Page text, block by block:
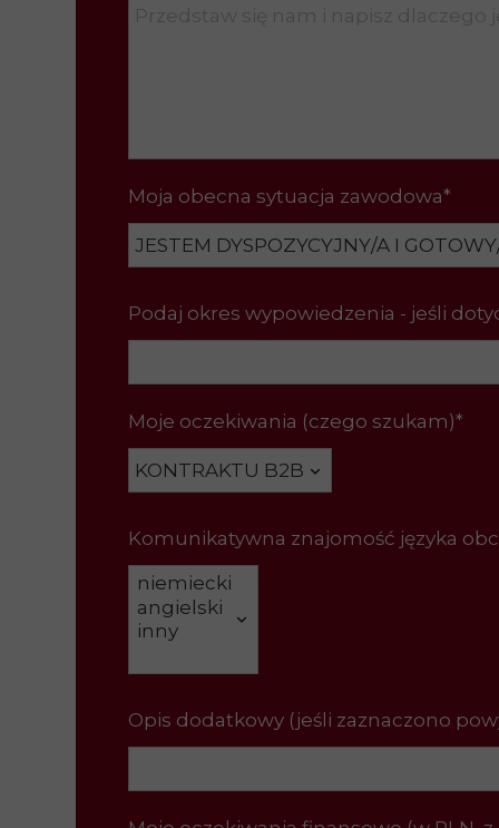
Moja obecna sytuacja zawodowa*
Podaj okres wypowiedzenia - jeśli
Moje oczekiwania (czego szukam)*
Komunikatywna znajomość języka
Opis dodatkowy (jeśli zaznaczono